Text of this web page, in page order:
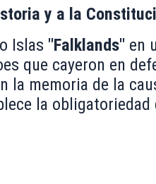
y a la
Islas "Falklands"en
que cayeron en
la memoria de la
la